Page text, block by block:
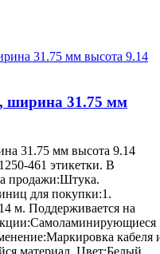
ширина 31.75 мм
31.75 мм высота 9.14
461 этикетки. В
продажи:Штука.
для покупки:1.
м. Поддерживается на
кабеля
материал. Цвет:Белый